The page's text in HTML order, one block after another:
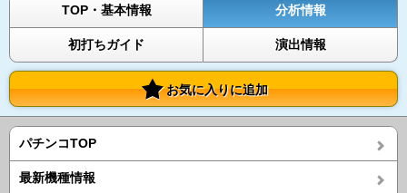
TOP・基本情報 分析情報
初打ちガイド 演出情報
お気に入りに追加
パチンコTOP
最新機種情報